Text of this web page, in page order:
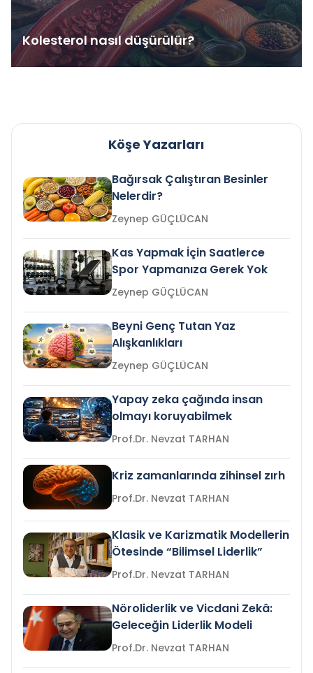
Kolesterol nasıl düşürülür?
Köşe Yazarları
Bağırsak Çalıştıran Besinler
Nelerdir?
Zeynep GÜÇLÜCAN
Kas Yapmak İçin Saatlerce
Spor Yapmanıza Gerek Yok
Zeynep GÜÇLÜCAN
Beyni Genç Tutan Yaz
Alışkanlıkları
Zeynep GÜÇLÜCAN
Yapay zeka çağında insan
olmayı koruyabilmek
Prof.Dr. Nevzat TARHAN
Kriz zamanlarında zihinsel zırh
Prof.Dr. Nevzat TARHAN
Klasik ve Karizmatik Modellerin
Ötesinde “Bilimsel Liderlik”
Prof.Dr. Nevzat TARHAN
Nöroliderlik ve Vicdani Zekâ:
Geleceğin Liderlik Modeli
Prof.Dr. Nevzat TARHAN